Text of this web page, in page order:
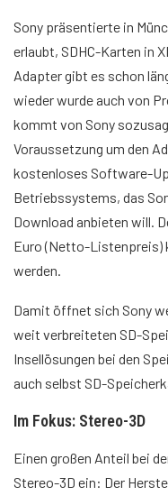
Sony präsentierte in
erlaubt, SDHC-Karten in
Adapter gibt es schon
wieder wurde auch von
kommt von Sony
Voraussetzung um den
kostenloses Software-
Betriebssystems, das
Download anbieten will.
Euro (Netto-Listenpreis)
werden.
Damit öffnet sich Sony
weit verbreiteten SD-
Insellösungen bei den
auch selbst SD-
Im Fokus: Stereo-3D
Einen großen Anteil bei
Stereo-3D ein: Der